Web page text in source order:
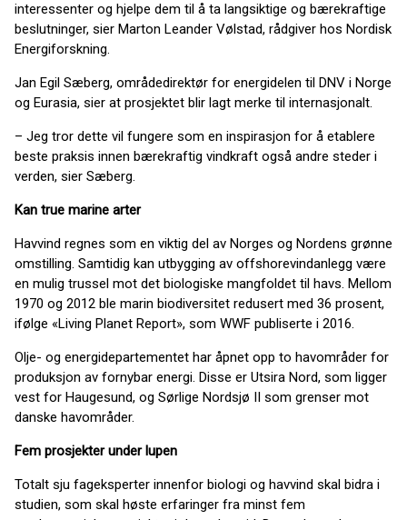
interessenter og hjelpe dem til å ta langsiktige og bærekraftige
beslutninger, sier Marton Leander Vølstad, rådgiver hos Nordisk
Energiforskning.
Jan Egil Sæberg, områdedirektør for energidelen til DNV i Norge
og Eurasia, sier at prosjektet blir lagt merke til internasjonalt.
– Jeg tror dette vil fungere som en inspirasjon for å etablere
beste praksis innen bærekraftig vindkraft også andre steder i
verden, sier Sæberg.
Kan true marine arter
Havvind regnes som en viktig del av Norges og Nordens grønne
omstilling. Samtidig kan utbygging av offshorevindanlegg være
en mulig trussel mot det biologiske mangfoldet til havs. Mellom
1970 og 2012 ble marin biodiversitet redusert med 36 prosent,
ifølge «Living Planet Report», som WWF publiserte i 2016.
Olje- og energidepartementet har åpnet opp to havområder for
produksjon av fornybar energi. Disse er Utsira Nord, som ligger
vest for Haugesund, og Sørlige Nordsjø II som grenser mot
danske havområder.
Fem prosjekter under lupen
Totalt sju fageksperter innenfor biologi og havvind skal bidra i
studien, som skal høste erfaringer fra minst fem